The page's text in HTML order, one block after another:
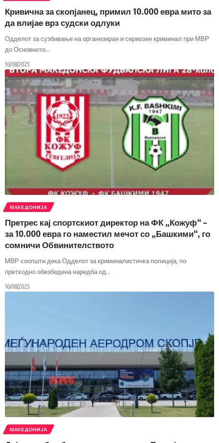
Кривична за скопјанец, примил 10.000 евра мито за
да влијае врз судски одлуки
Одделот за сузбивање на организиран и сериозен криминал при МВР
до Основното…
16/08/2025
МАКЕДОНИЈА
Претрес кај спортскиот директор на ФК „Кожуф“ –
за 10.000 евра го наместил мечот со „Башкими“, го
сомничи Обвинителството
МВР соопшти дека Одделот за криминалистичка полиција, по
претходно обезбедена наредба од…
16/08/2025
МАКЕДОНИЈА